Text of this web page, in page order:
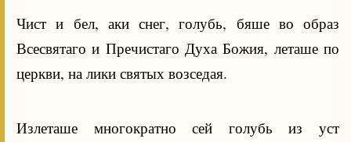
Чист и бел, аки снег, голубь, бяше во образ
Всесвятаго и Пречистаго Духа Божия, леташе по
церкви, на лики святых возседая.
Излеташе многократно сей голубь из уст